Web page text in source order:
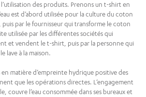
des produits. Prenons un t-shirt en
est d’abord utilisée pour la culture du coton
puis par le fournisseur qui transforme le coton
utilisée par les différentes sociétés qui
et vendent le t-shirt, puis par la personne qui
lave à la maison.
matière d’empreinte hydrique positive des
que les opérations directes. L’engagement
couvre l’eau consommée dans ses bureaux et